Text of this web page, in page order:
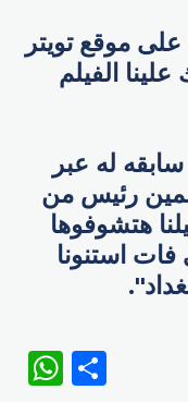
موقع تويتر
الفيلم
له عبر
رئيس من
هتشوفوها
استنونا
WhatsApp